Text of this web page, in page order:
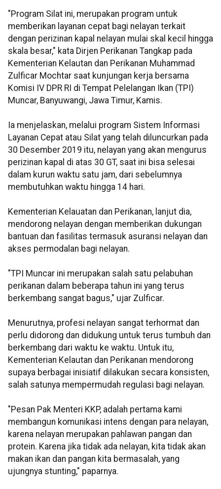
"Program Silat ini, merupakan program untuk
memberikan layanan cepat bagi nelayan terkait
dengan perizinan kapal nelayan mulai skal kecil hingga
skala besar," kata Dirjen Perikanan Tangkap pada
Kementerian Kelautan dan Perikanan Muhammad
Zulficar Mochtar saat kunjungan kerja bersama
Komisi IV DPR RI di Tempat Pelelangan Ikan (TPI)
Muncar, Banyuwangi, Jawa Timur, Kamis.
Ia menjelaskan, melalui program Sistem Informasi
Layanan Cepat atau Silat yang telah diluncurkan pada
30 Desember 2019 itu, nelayan yang akan mengurus
perizinan kapal di atas 30 GT, saat ini bisa selesai
dalam kurun waktu satu jam, dari sebelumnya
membutuhkan waktu hingga 14 hari.
Kementerian Kelauatan dan Perikanan, lanjut dia,
mendorong nelayan dengan memberikan dukungan
bantuan dan fasilitas termasuk asuransi nelayan dan
akses permodalan bagi nelayan.
"TPI Muncar ini merupakan salah satu pelabuhan
perikanan dalam beberapa tahun ini yang terus
berkembang sangat bagus," ujar Zulficar.
Menurutnya, profesi nelayan sangat terhormat dan
perlu didorong dan didukung untuk terus tumbuh dan
berkembang dari waktu ke waktu. Untuk itu,
Kementerian Kelautan dan Perikanan mendorong
supaya berbagai inisiatif dilakukan secara konsisten,
salah satunya mempermudah regulasi bagi nelayan.
"Pesan Pak Menteri KKP, adalah pertama kami
membangun komunikasi intens dengan para nelayan,
karena nelayan merupakan pahlawan pangan dan
protein. Karena jika tidak ada nelayan, kita tidak akan
makan ikan dan pangan kita bermasalah, yang
ujungnya stunting," paparnya.